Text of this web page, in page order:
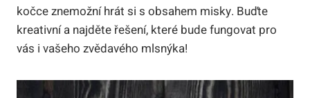
kočce znemožní hrát si s obsahem misky. Buďte
kreativní a najděte řešení, které bude fungovat pro
vás i vašeho zvědavého mlsnýka!